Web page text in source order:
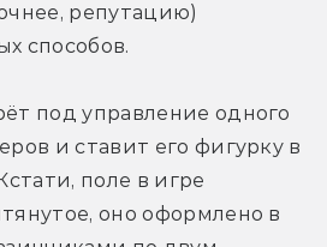
репутацию)
способов.
под управление одного
и ставит его фигурку в
поле в игре
оно оформлено в